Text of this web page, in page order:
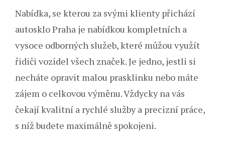
Nabídka, se kterou za svými klienty přichází
autosklo Praha je nabídkou kompletních a
vysoce odborných služeb, které můžou využít
řidiči vozidel všech značek. Je jedno, jestli si
necháte opravit malou prasklinku nebo máte
zájem o celkovou výměnu. Vždycky na vás
čekají kvalitní a rychlé služby a precizní práce,
s níž budete maximálně spokojeni.